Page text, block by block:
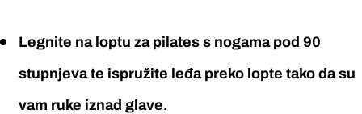
Legnite na loptu za pilates s nogama pod 90
stupnjeva te ispružite leđa preko lopte tako da su
vam ruke iznad glave.